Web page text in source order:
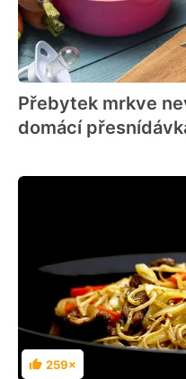
Přebytek mrkve
domácí
Hodnocení
259×